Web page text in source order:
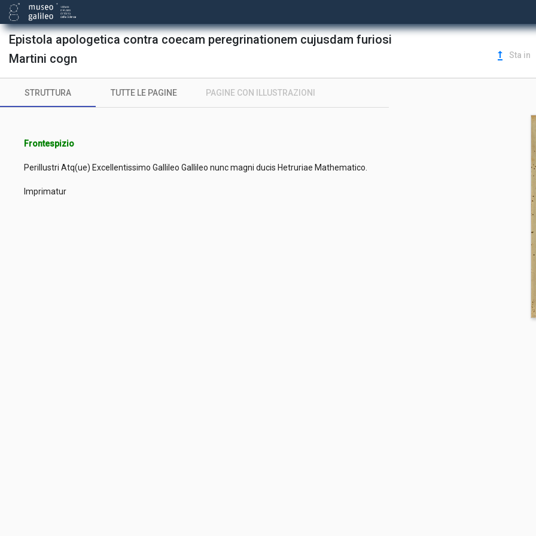
Epistola apologetica contra coecam peregrinationem cujusdam furiosi
Martini cogn
upgrade Sta in
STRUTTURA TUTTE LE PAGINE PAGINE CON ILLUSTRAZIONI
Frontespizio
Perillustri Atq(ue) Excellentissimo Gallileo Gallileo nunc magni ducis Hetruriae Mathematico.
Imprimatur